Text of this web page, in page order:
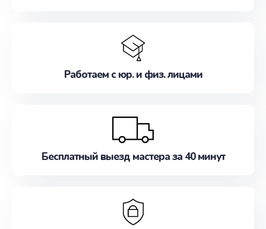
Работаем с юр. и физ. лицами
Бесплатный выезд мастера за 40 минут